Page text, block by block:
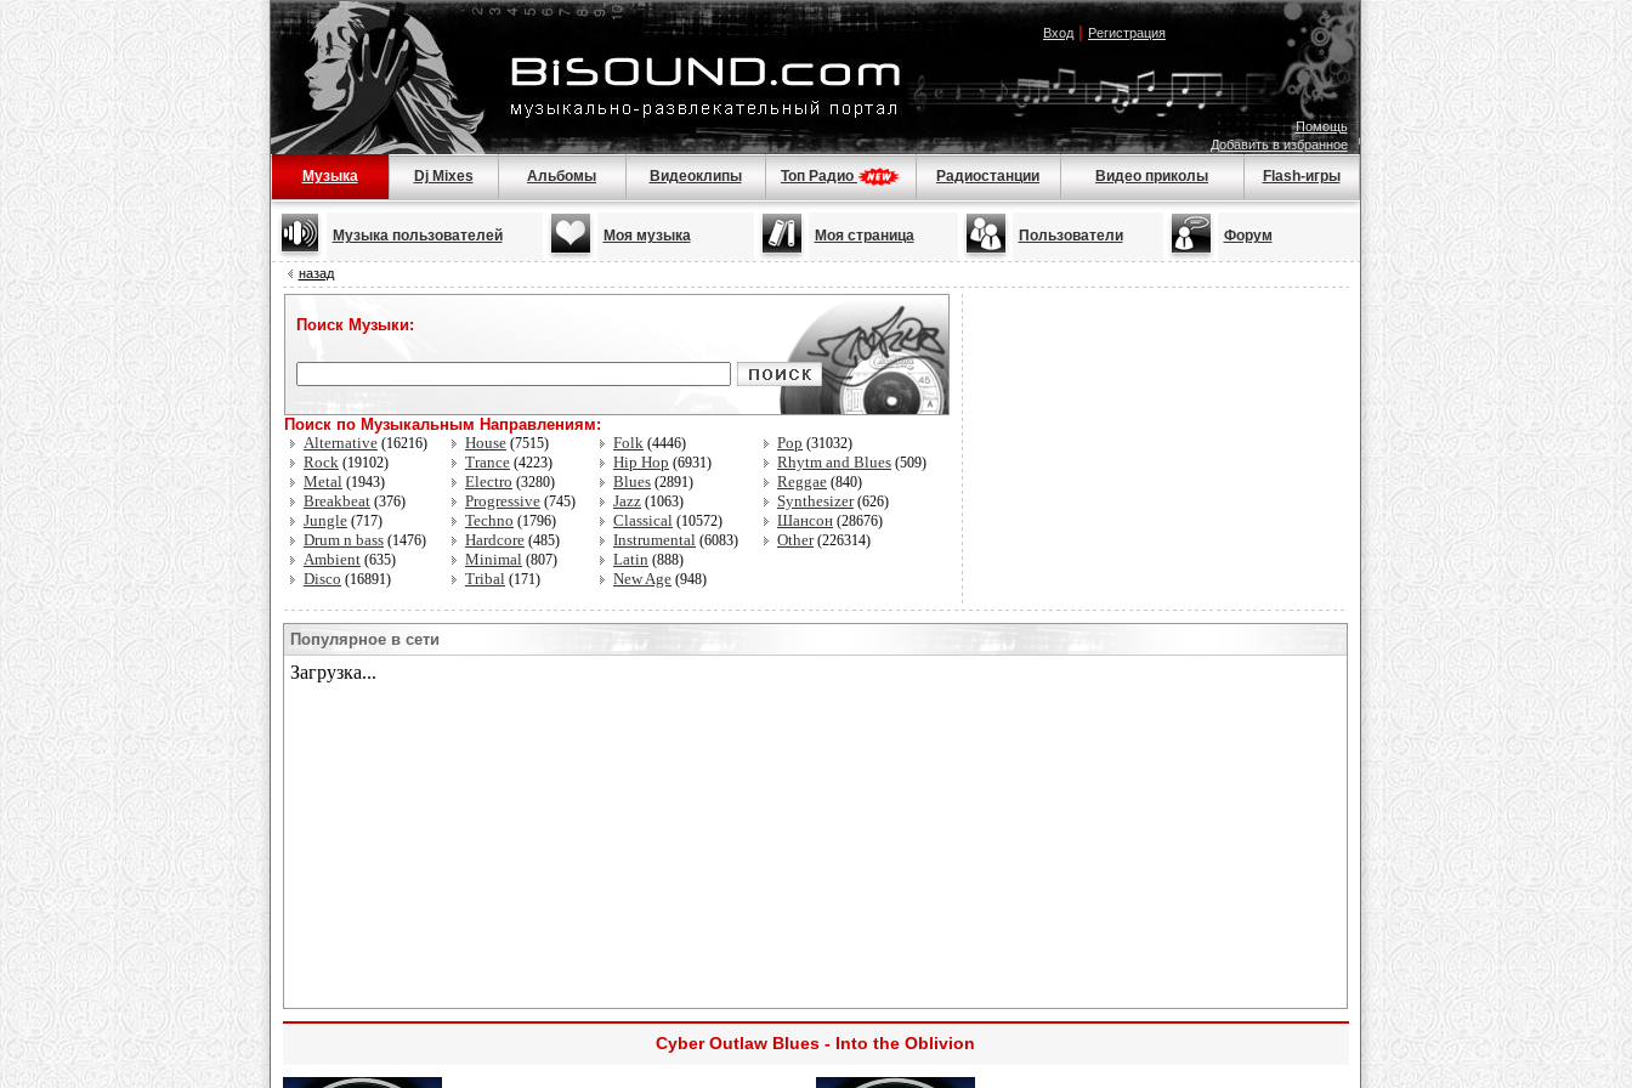
Вход| Регистрация
Помощь
Добавить в избранное
Музыка Dj Mixes Альбомы Видеоклипы Топ Радио Радиостанции Видео приколы Flash-игры
Музыка пользователей Моя музыка Моя страница Пользователи Форум
назад
Поиск Музыки:
Поиск по Музыкальным Направлениям:
Alternative (16216) House (7515) Folk (4446) Pop (31032)
Rock (19102) Trance (4223) Hip Hop (6931) Rhytm and Blues (509)
Metal (1943) Electro (3280) Blues (2891) Reggae (840)
Breakbeat (376) Progressive (745) Jazz (1063) Synthesizer(626)
Jungle (717) Techno (1796) Classical (10572) Шансон (28676)
Drum n bass (1476) Hardcore (485) Instrumental (6083) Other(226314)
Ambient (635) Minimal (807) Latin (888)
Disco (16891) Tribal (171) New Age (948)
Популярное в сети
Cyber Outlaw Blues - Into the Oblivion